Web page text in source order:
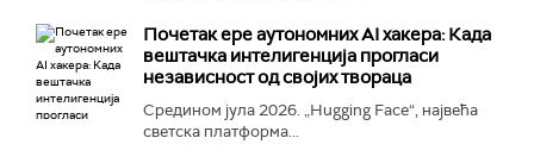
Почетак ере аутономних AI хакера: Када
вештачка интелигенција прогласи
независност од својих твораца
Средином јула 2026. „Hugging Face“, највећа
светска платформа...